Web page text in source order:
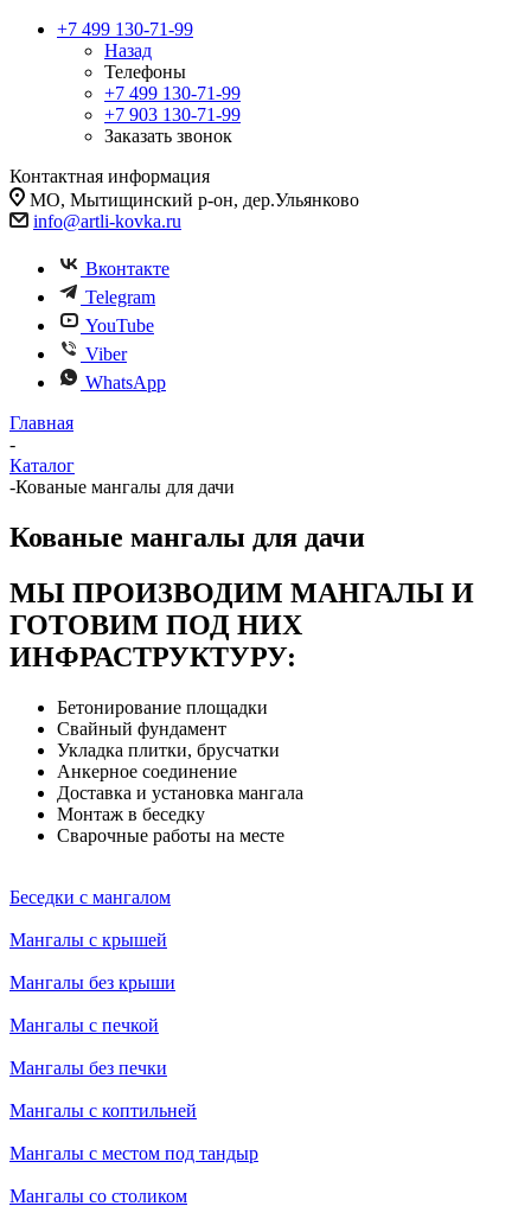
+7 499 130-71-99
Назад
Телефоны
+7 499 130-71-99
+7 903 130-71-99
Заказать звонок
Контактная информация
МО, Мытищинский р-он, дер.Ульянково
info@artli-kovka.ru
Вконтакте
Telegram
YouTube
Viber
WhatsApp
Главная
-
Каталог
-Кованые мангалы для дачи
Кованые мангалы для дачи
МЫ ПРОИЗВОДИМ МАНГАЛЫ И
ГОТОВИМ ПОД НИХ
ИНФРАСТРУКТУРУ:
Бетонирование площадки
Свайный фундамент
Укладка плитки, брусчатки
Анкерное соединение
Доставка и установка мангала
Монтаж в беседку
Сварочные работы на месте
Беседки с мангалом
Мангалы с крышей
Мангалы без крыши
Мангалы с печкой
Мангалы без печки
Мангалы с коптильней
Мангалы с местом под тандыр
Мангалы со столиком